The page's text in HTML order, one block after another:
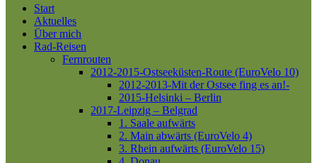
Close
Menu
Start
Aktuelles
Über mich
Rad-Reisen
Fernrouten
2012-2015-Ostseeküsten-Route (EuroVelo 10)
2012-2013-Mit der Ostsee fing es an!-
2015-Helsinki – Berlin
2017-Leipzig – Belgrad
1. Saale aufwärts
2. Main abwärts (EuroVelo 4)
3. Rhein aufwärts (EuroVelo 15)